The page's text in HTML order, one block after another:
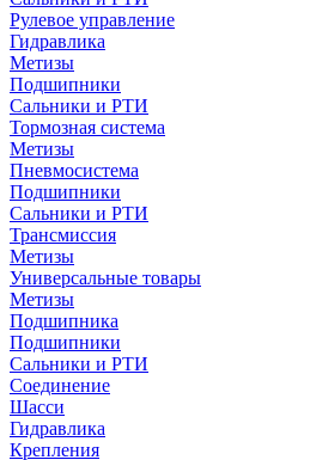
Рулевое управление
Гидравлика
Метизы
Подшипники
Сальники и РТИ
Тормозная система
Метизы
Пневмосистема
Подшипники
Сальники и РТИ
Трансмиссия
Метизы
Универсальные товары
Метизы
Подшипника
Подшипники
Сальники и РТИ
Соединение
Шасси
Гидравлика
Крепления